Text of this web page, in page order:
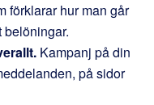
förklarar hur man går
belöningar.
Kampanj på din
på sidor